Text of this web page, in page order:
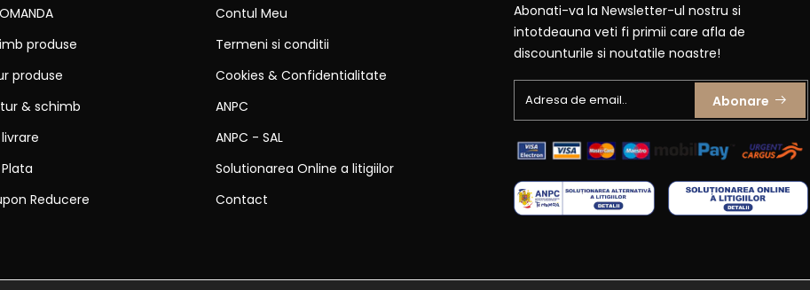
produse
produse
& schimb
Reducere
Contul Meu
Termeni si conditii
Cookies & Confidentialitate
ANPC
ANPC - SAL
Solutionarea Online a litigiilor
Contact
Abonati-va la Newsletter-ul nostru si
intotdeauna veti fi primii care afla de
discounturile si noutatile noastre!
Abonare